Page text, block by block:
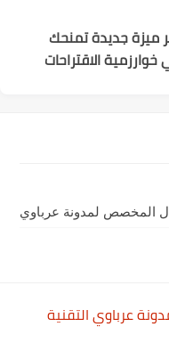
ميزة جديدة تمنحك
الاقتراحات
عرباوي التقنية